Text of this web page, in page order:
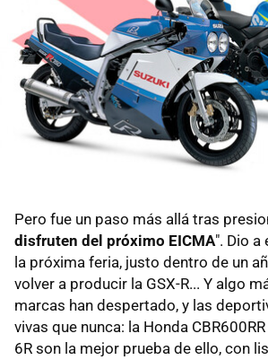
Pero fue un paso más allá tras
disfruten del próximo EICMA". Dio a
la próxima feria, justo dentro de un
volver a producir la GSX-R... Y algo
marcas han despertado, y las
vivas que nunca: la Honda
6R son la mejor prueba de ello, con